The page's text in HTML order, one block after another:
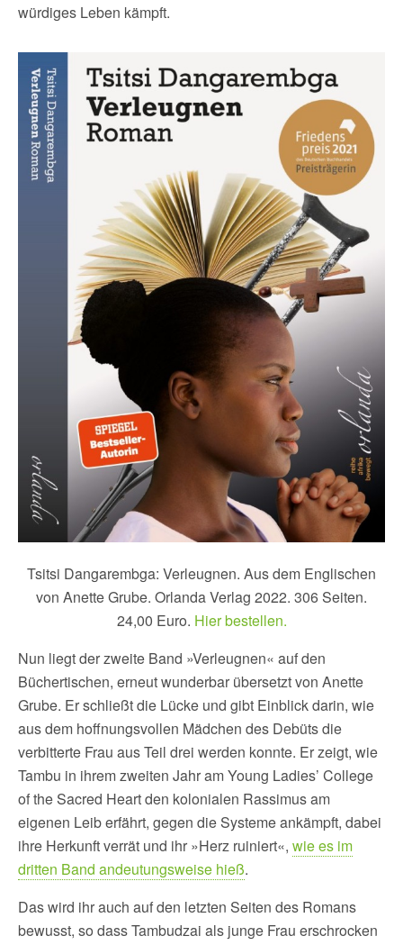
würdiges Leben kämpft.
Tsitsi Dangarembga: Verleugnen. Aus dem Englischen
von Anette Grube. Orlanda Verlag 2022. 306 Seiten.
24,00 Euro. Hier bestellen.
Nun liegt der zweite Band »Verleugnen« auf den
Büchertischen, erneut wunderbar übersetzt von Anette
Grube. Er schließt die Lücke und gibt Einblick darin, wie
aus dem hoffnungsvollen Mädchen des Debüts die
verbitterte Frau aus Teil drei werden konnte. Er zeigt, wie
Tambu in ihrem zweiten Jahr am Young Ladies’ College
of the Sacred Heart den kolonialen Rassimus am
eigenen Leib erfährt, gegen die Systeme ankämpft, dabei
ihre Herkunft verrät und ihr »Herz ruiniert«, wie es im
dritten Band andeutungsweise hieß.
Das wird ihr auch auf den letzten Seiten des Romans
bewusst, so dass Tambudzai als junge Frau erschrocken